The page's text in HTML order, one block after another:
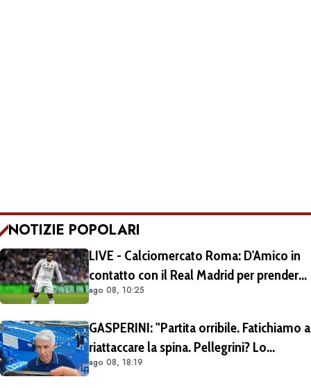
NOTIZIE POPOLARI
LIVE - Calciomercato Roma: D'Amico in
contatto con il Real Madrid per prendere
Endrick in prestito con diritto di riscatto.
ago 08, 10:25
GASPERINI: "Partita orribile. Fatichiamo a
riattaccare la spina. Pellegrini? Lo
rivedremo in campo tra un mese.
ago 08, 18:19